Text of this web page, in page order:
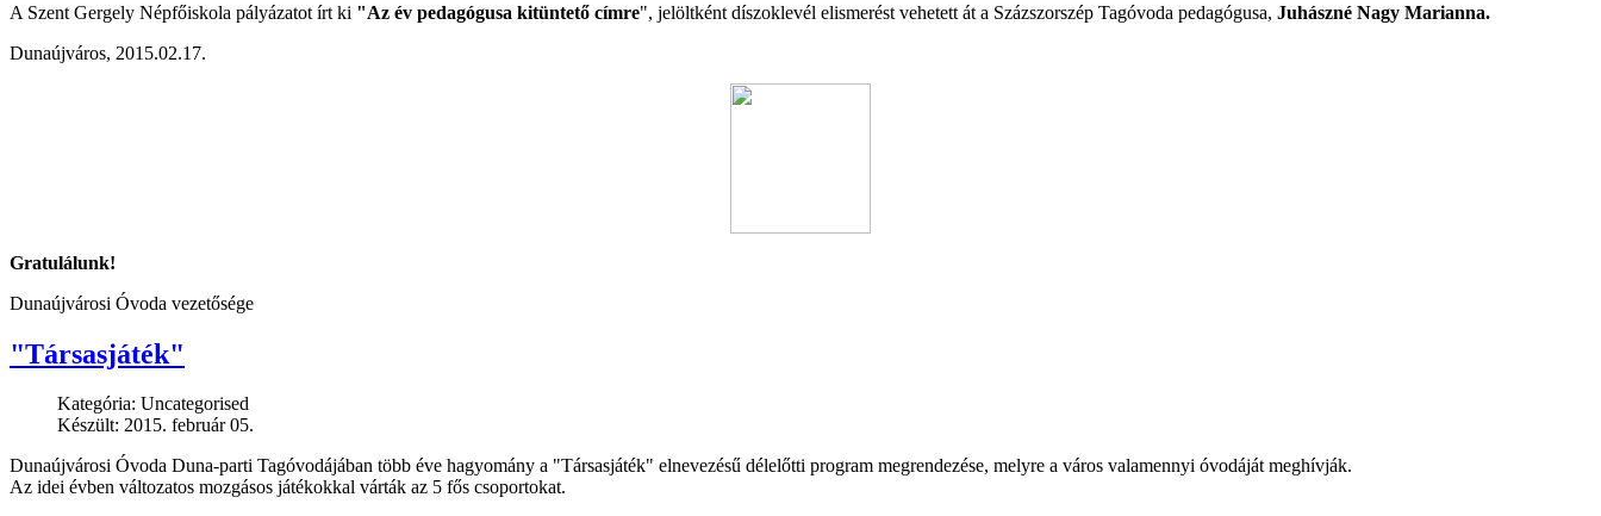
A Szent Gergely Népfőiskola pályázatot írt ki "Az év pedagógusa kitüntető címre", jelöltként díszoklevél elismerést vehetett át a Százszorszép Tagóvoda pedagógusa, Juhászné Nagy Marianna.
Dunaújváros, 2015.02.17.
Gratulálunk!
Dunaújvárosi Óvoda vezetősége
"Társasjáték"
Kategória: Uncategorised
Készült: 2015. február 05.
Dunaújvárosi Óvoda Duna-parti Tagóvodájában több éve hagyomány a "Társasjáték" elnevezésű délelőtti program megrendezése, melyre a város valamennyi óvodáját meghívják.
Az idei évben változatos mozgásos játékokkal várták az 5 fős csoportokat.